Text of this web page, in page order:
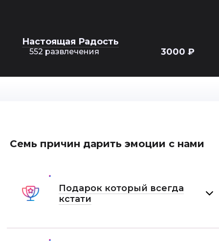
Настоящая Радость
552 развлечения 3000 ₽
Семь причин дарить эмоции с нами
Подарок который всегда
кстати